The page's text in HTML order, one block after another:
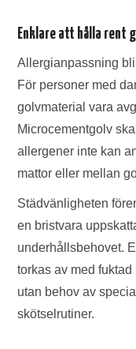
Enklare att hålla rent
Allergianpassning
För personer med
golvmaterial vara
Microcementgolv
allergener inte kan
mattor eller mellan
Städvänligheten
en bristvara
underhållsbehovet.
torkas av med
utan behov av
skötselrutiner.